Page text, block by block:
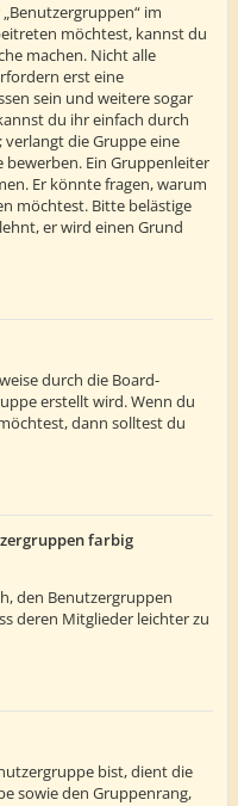
im
möchtest, kannst du
machen. Nicht alle
erst eine
sein und weitere sogar
du ihr einfach durch
die Gruppe eine
bewerben. Ein Gruppenleiter
Er könnte fragen, warum
möchtest. Bitte belästige
er wird einen Grund
durch die Board-
erstellt wird. Wenn du
dann solltest du
farbig
den Benutzergruppen
deren Mitglieder leichter zu
bist, dient die
sowie den Gruppenrang,